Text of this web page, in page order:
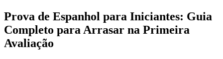
Prova de Espanhol para Iniciantes: Guia
Completo para Arrasar na Primeira
Avaliação